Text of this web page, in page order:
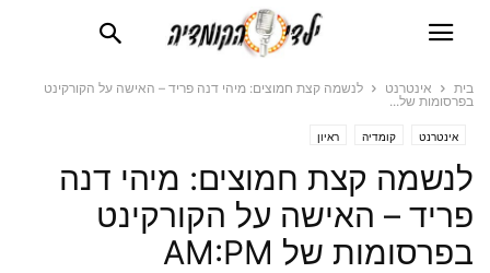
בית אינטרנט
לנשמה קצת חמוצים: מיהי דנה פריד – האישה על הקורקינט
בפרסומות של...
אינטרנט קומדיה ראיון
לנשמה קצת חמוצים: מיהי דנה
פריד – האישה על הקורקינט
בפרסומות של AM:PM